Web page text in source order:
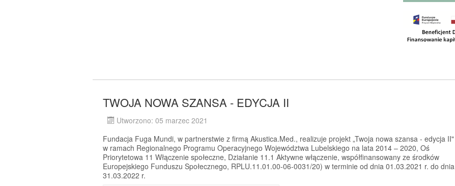
TWOJA NOWA SZANSA - EDYCJA II
Utworzono: 05 marzec 2021
Fundacja Fuga Mundi, w partnerstwie z firmą Akustica.Med., realizuje projekt „Twoja nowa szansa - edycja II"
w ramach Regionalnego Programu Operacyjnego Województwa Lubelskiego na lata 2014 – 2020, Oś
Priorytetowa 11 Włączenie społeczne, Działanie 11.1 Aktywne włączenie, współfinansowany ze środków
Europejskiego Funduszu Społecznego, RPLU.11.01.00-06-0031/20) w terminie od dnia 01.03.2021 r. do dnia
31.03.2022 r.